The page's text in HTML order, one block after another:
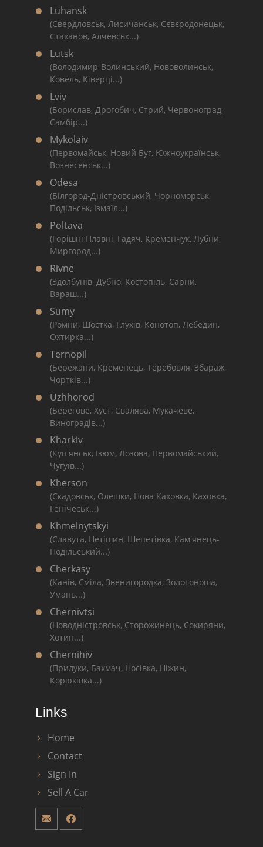
Luhansk
(Свердловськ, Лисичанськ, Сєвєродонецьк,
Стаханов, Алчевськ...)
Lutsk
(Володимир-Волинський, Нововолинськ,
Ковель, Ківерці...)
Lviv
(Борислав, Дрогобич, Стрий, Червоноград,
Самбір...)
Mykolaiv
(Первомайськ, Новий Буг, Южноукраїнськ,
Вознесенськ...)
Odesa
(Білгород-Дністровський, Чорноморськ,
Подільськ, Ізмаїл...)
Poltava
(Горішні Плавні, Гадяч, Кременчук, Лубни,
Миргород...)
Rivne
(Здолбунів, Дубно, Костопіль, Сарни,
Вараш...)
Sumy
(Ромни, Шостка, Глухів, Конотоп, Лебедин,
Охтирка...)
Ternopil
(Бережани, Кременець, Теребовля, Збараж,
Чортків...)
Uzhhorod
(Берегове, Хуст, Свалява, Мукачеве,
Виноградів...)
Kharkiv
(Куп'янськ, Ізюм, Лозова, Первомайський,
Чугуїв...)
Kherson
(Скадовськ, Олешки, Нова Каховка, Каховка,
Генічеськ...)
Khmelnytskyi
(Славута, Нетішин, Шепетівка, Кам'янець-
Подільський...)
Cherkasy
(Канів, Сміла, Звенигородка, Золотоноша,
Умань...)
Chernivtsi
(Новодністровськ, Сторожинець, Сокиряни,
Хотин...)
Chernihiv
(Прилуки, Бахмач, Носівка, Ніжин,
Корюківка...)
Links
Home
Contact
Sign In
Sell A Car